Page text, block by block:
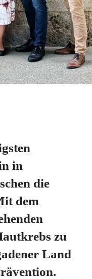
in
die
dem
zu
Land